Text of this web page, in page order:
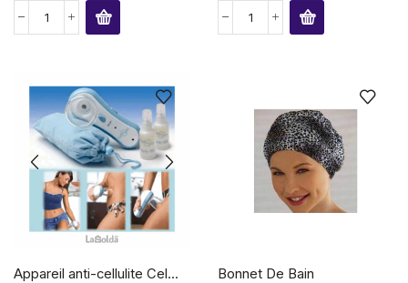
Appareil anti-cellulite Cel... Bonnet De Bain